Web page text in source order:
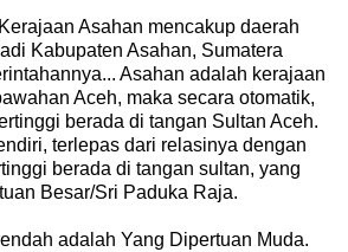
Asahan mencakup daerah
Kabupaten Asahan, Sumatera
Asahan adalah kerajaan
Aceh, maka secara otomatik,
berada di tangan Sultan Aceh.
terlepas dari relasinya dengan
berada di tangan sultan, yang
Besar/Sri Paduka Raja.
adalah Yang Dipertuan Muda.